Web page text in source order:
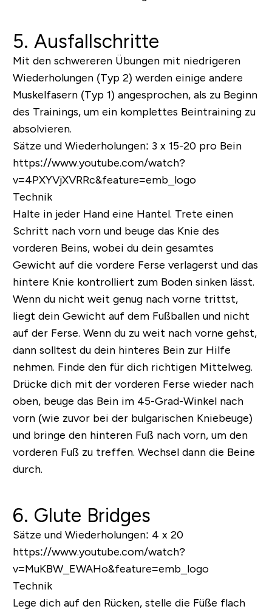
5. Ausfallschritte
Mit den schwereren Übungen mit niedrigeren
Wiederholungen (Typ 2) werden einige andere
Muskelfasern (Typ 1) angesprochen, als zu Beginn
des Trainings, um ein komplettes Beintraining zu
absolvieren.
Sätze und Wiederholungen: 3 x 15-20 pro Bein
https://www.youtube.com/watch?
v=4PXYVjXVRRc&feature=emb_logo
Technik
Halte in jeder Hand eine Hantel. Trete einen
Schritt nach vorn und beuge das Knie des
vorderen Beins, wobei du dein gesamtes
Gewicht auf die vordere Ferse verlagerst und das
hintere Knie kontrolliert zum Boden sinken lässt.
Wenn du nicht weit genug nach vorne trittst,
liegt dein Gewicht auf dem Fußballen und nicht
auf der Ferse. Wenn du zu weit nach vorne gehst,
dann solltest du dein hinteres Bein zur Hilfe
nehmen. Finde den für dich richtigen Mittelweg.
Drücke dich mit der vorderen Ferse wieder nach
oben, beuge das Bein im 45-Grad-Winkel nach
vorn (wie zuvor bei der bulgarischen Kniebeuge)
und bringe den hinteren Fuß nach vorn, um den
vorderen Fuß zu treffen. Wechsel dann die Beine
durch.
6. Glute Bridges
Sätze und Wiederholungen: 4 x 20
https://www.youtube.com/watch?
v=MuKBW_EWAHo&feature=emb_logo
Technik
Lege dich auf den Rücken, stelle die Füße flach